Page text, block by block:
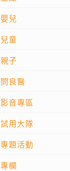
嬰兒
兒童
親子
問良醫
影音專區
試用大隊
專題活動
專欄